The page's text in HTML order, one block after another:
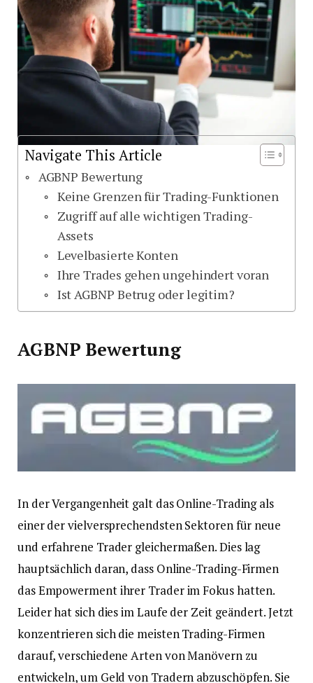
Navigate This Article
AGBNP Bewertung
Keine Grenzen für Trading-Funktionen
Zugriff auf alle wichtigen Trading-
Assets
Levelbasierte Konten
Ihre Trades gehen ungehindert voran
Ist AGBNP Betrug oder legitim?
AGBNP Bewertung
In der Vergangenheit galt das Online-Trading als
einer der vielversprechendsten Sektoren für neue
und erfahrene Trader gleichermaßen. Dies lag
hauptsächlich daran, dass Online-Trading-Firmen
das Empowerment ihrer Trader im Fokus hatten.
Leider hat sich dies im Laufe der Zeit geändert. Jetzt
konzentrieren sich die meisten Trading-Firmen
darauf, verschiedene Arten von Manövern zu
entwickeln, um Geld von Tradern abzuschöpfen. Sie